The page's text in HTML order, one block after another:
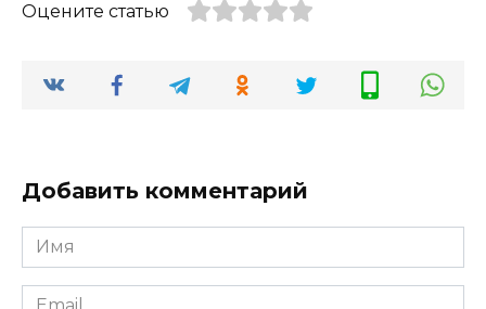
Оцените статью
Добавить комментарий
Имя
*
Email